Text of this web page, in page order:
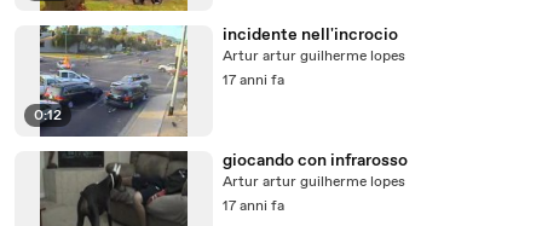
0:12
incidente nell'incrocio
Artur artur guilherme lopes
17 anni fa
giocando con infrarosso
Artur artur guilherme lopes
17 anni fa